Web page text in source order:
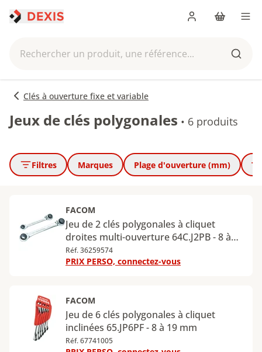
Rechercher un produit, une référence...
Panier
Clés à ouverture fixe et variable
Jeux de clés polygonales • 6 produits
Filtres Marques Plage d'ouverture (mm)
FACOM
Jeu de 2 clés polygonales à cliquet
droites multi-ouverture 64C.J2PB - 8 à
19 mm
Réf. 36259574
PRIX PERSO, connectez-vous
FACOM
Jeu de 6 clés polygonales à cliquet
inclinées 65.JP6PF - 8 à 19 mm
Réf. 67741005